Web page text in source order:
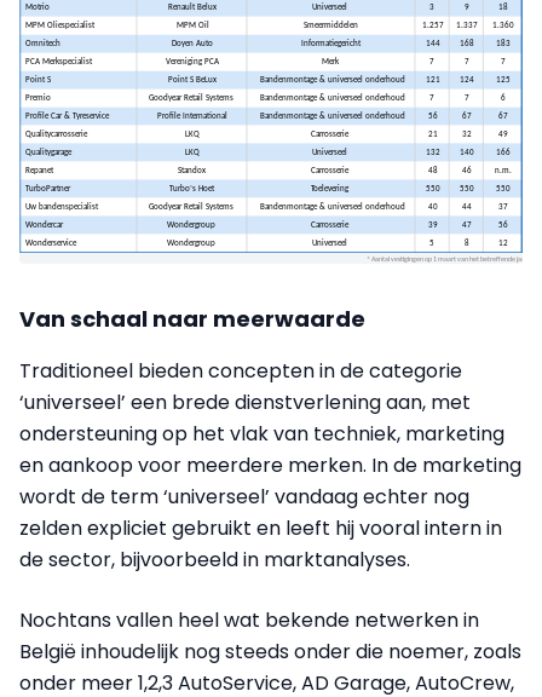
Van schaal naar meerwaarde
Traditioneel bieden concepten in de categorie
‘universeel’ een brede dienstverlening aan, met
ondersteuning op het vlak van techniek, marketing
en aankoop voor meerdere merken. In de marketing
wordt de term ‘universeel’ vandaag echter nog
zelden expliciet gebruikt en leeft hij vooral intern in
de sector, bijvoorbeeld in marktanalyses.
Nochtans vallen heel wat bekende netwerken in
België inhoudelijk nog steeds onder die noemer, zoals
onder meer 1,2,3 AutoService, AD Garage, AutoCrew,